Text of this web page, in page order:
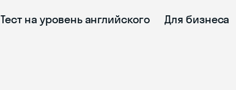
Тест на уровень английского Для бизнеса